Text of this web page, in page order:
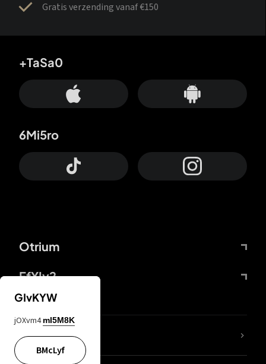
Gratis verzending vanaf €150
Otrium
FfYIy2
+TaSa0
6Mi5ro
KIjvtr
GIvKYW
jOXvm4 mI5M8K
BMcLyf